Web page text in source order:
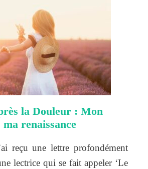
la Douleur : Mon
renaissance
reçu une lettre profondément
lectrice qui se fait appeler ‘Le